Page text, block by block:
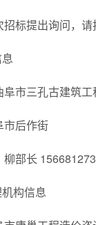
标提出询问，请
阜市三孔古建筑工
市后作街
柳部长
构信息